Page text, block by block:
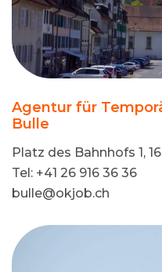
Agentur für
Bulle
Platz des Bahnhofs 1,
Tel: +41 26 916 36 36
bulle@okjob.ch